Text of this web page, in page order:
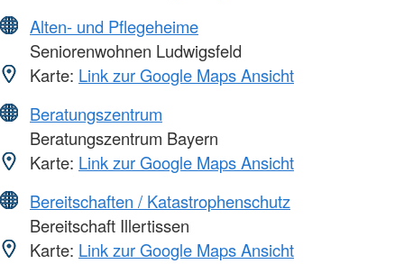
Alten- und Pflegeheime
Seniorenwohnen Ludwigsfeld
Karte: Link zur Google Maps Ansicht
Beratungszentrum
Beratungszentrum Bayern
Karte: Link zur Google Maps Ansicht
Bereitschaften / Katastrophenschutz
Bereitschaft Illertissen
Karte: Link zur Google Maps Ansicht